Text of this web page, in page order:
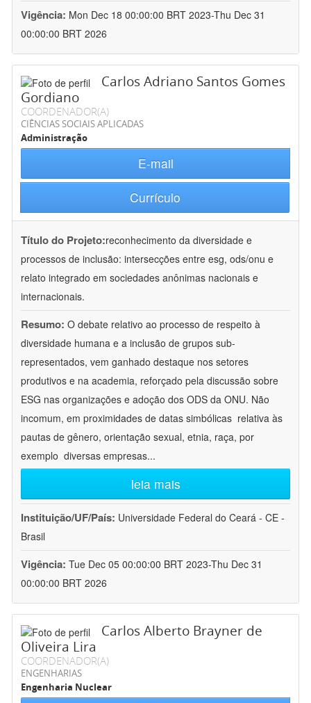
Vigência: Mon Dec 18 00:00:00 BRT 2023-Thu Dec 31
00:00:00 BRT 2026
Carlos Adriano Santos Gomes
Gordiano
COORDENADOR(A)
CIÊNCIAS SOCIAIS APLICADAS
Administração
E-mail
Currículo
Título do Projeto:reconhecimento da diversidade e
processos de inclusão: intersecções entre esg, ods/onu e
relato integrado em sociedades anônimas nacionais e
internacionais.
Resumo: O debate relativo ao processo de respeito à
diversidade humana e a inclusão de grupos sub-
representados, vem ganhado destaque nos setores
produtivos e na academia, reforçado pela discussão sobre
ESG nas organizações e adoção dos ODS da ONU. Não
incomum, em proximidades de datas simbólicas  relativa às
pautas de gênero, orientação sexual, etnia, raça, por
exemplo  diversas empresas...
leia mais
Instituição/UF/País: Universidade Federal do Ceará - CE -
Brasil
Vigência: Tue Dec 05 00:00:00 BRT 2023-Thu Dec 31
00:00:00 BRT 2026
Carlos Alberto Brayner de
Oliveira Lira
COORDENADOR(A)
ENGENHARIAS
Engenharia Nuclear